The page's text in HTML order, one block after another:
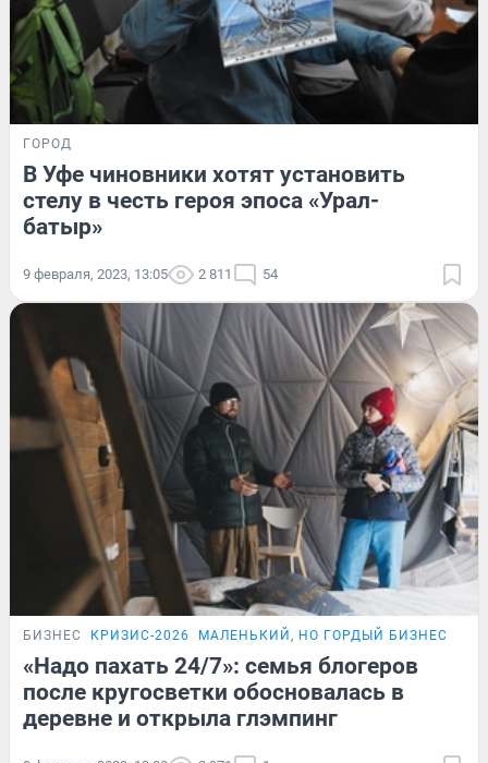
ГОРОД
В Уфе чиновники хотят установить
стелу в честь героя эпоса «Урал-
батыр»
9 февраля, 2023, 13:05 2 811 54
БИЗНЕС КРИЗИС-2026 МАЛЕНЬКИЙ, НО ГОРДЫЙ БИЗНЕС
«Надо пахать 24/7»: семья блогеров
после кругосветки обосновалась в
деревне и открыла глэмпинг